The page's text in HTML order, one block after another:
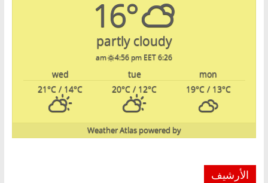
16°
partly cloudy
6:26 am
4:56 pm EET
mon
tue
wed
19°C/ 13°C
20°C / 12°C
21°C / 14°C
powered by
Weather Atlas
الأرشيف